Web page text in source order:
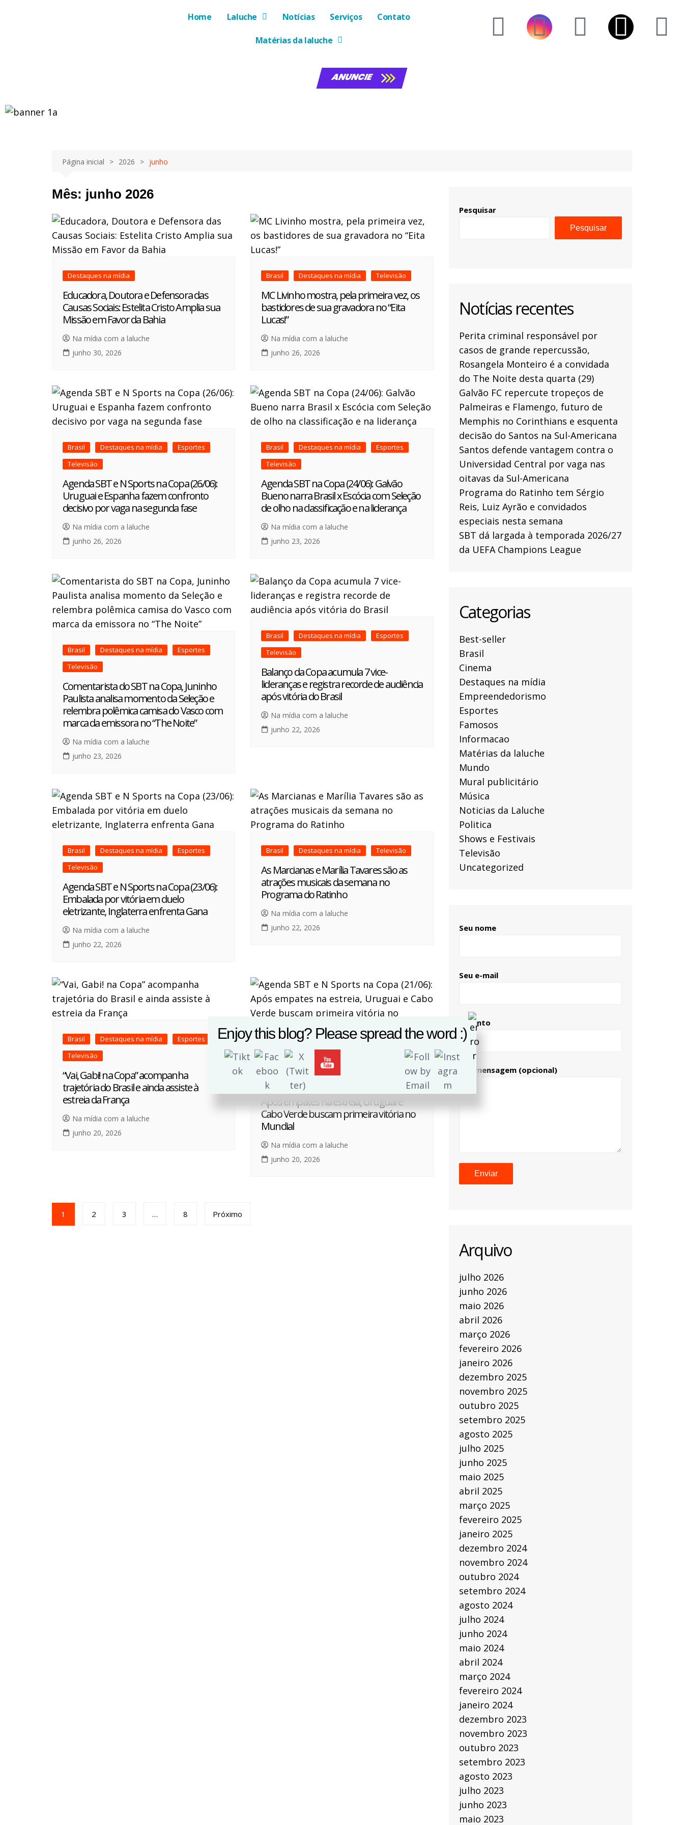
Home Laluche Notícias Serviços Contato
Matérias da laluche
ANUNCIE
Página inicial 2026 junho
Mês: junho 2026
Destaques na mídia
Educadora, Doutora e Defensora das
Causas Sociais: Estelita Cristo Amplia sua
Missão em Favor da Bahia
Na mídia com a laluche
junho 30, 2026
Brasil Destaques na mídia Televisão
MC Livinho mostra, pela primeira vez, os
bastidores de sua gravadora no “Eita
Lucas!”
Na mídia com a laluche
junho 26, 2026
Brasil Destaques na mídia
Esportes
Televisão
Agenda SBT e N Sports na Copa (26/06):
Uruguai e Espanha fazem confronto
decisivo por vaga na segunda fase
Na mídia com a laluche
junho 26, 2026
Brasil Destaques na mídia
Esportes
Televisão
Agenda SBT na Copa (24/06): Galvão
Bueno narra Brasil x Escócia com Seleção
de olho na classificação e na liderança
Na mídia com a laluche
junho 23, 2026
Brasil Destaques na mídia
Esportes
Televisão
Comentarista do SBT na Copa, Juninho
Paulista analisa momento da Seleção e
relembra polêmica camisa do Vasco com
marca da emissora no “The Noite”
Na mídia com a laluche
junho 23, 2026
Brasil Destaques na mídia
Esportes
Televisão
Balanço da Copa acumula 7 vice-
lideranças e registra recorde de audiência
após vitória do Brasil
Na mídia com a laluche
junho 22, 2026
Brasil Destaques na mídia
Esportes
Televisão
Agenda SBT e N Sports na Copa (23/06):
Embalada por vitória em duelo
eletrizante, Inglaterra enfrenta Gana
Na mídia com a laluche
junho 22, 2026
Brasil Destaques na mídia Televisão
As Marcianas e Marília Tavares são as
atrações musicais da semana no
Programa do Ratinho
Na mídia com a laluche
junho 22, 2026
Brasil Destaques na mídia
Esportes
Televisão
“Vai, Gabi! na Copa” acompanha
trajetória do Brasil e ainda assiste à
estreia da França
Na mídia com a laluche
junho 20, 2026
Brasil Destaques na mídia
Televisão
Agenda SBT e N Sports na Copa (21/06):
Após empates na estreia, Uruguai e
Cabo Verde buscam primeira vitória no
Mundial
Na mídia com a laluche
junho 20, 2026
1 2 3 … 8 Próximo
Pesquisar
Pesquisar
Notícias recentes
Perita criminal responsável por
casos de grande repercussão,
Rosangela Monteiro é a convidada
do The Noite desta quarta (29)
Galvão FC repercute tropeços de
Palmeiras e Flamengo, futuro de
Memphis no Corinthians e esquenta
decisão do Santos na Sul-Americana
Santos defende vantagem contra o
Universidad Central por vaga nas
oitavas da Sul-Americana
Programa do Ratinho tem Sérgio
Reis, Luiz Ayrão e convidados
especiais nesta semana
SBT dá largada à temporada 2026/27
da UEFA Champions League
Categorias
Best-seller
Brasil
Cinema
Destaques na mídia
Empreendedorismo
Esportes
Famosos
Informacao
Matérias da laluche
Mundo
Mural publicitário
Música
Noticias da Laluche
Politica
Shows e Festivais
Televisão
Uncategorized
Seu nome
Seu e-mail
Assunto
Sua mensagem (opcional)
Arquivo
julho 2026
junho 2026
maio 2026
abril 2026
março 2026
fevereiro 2026
janeiro 2026
dezembro 2025
novembro 2025
outubro 2025
setembro 2025
agosto 2025
julho 2025
junho 2025
maio 2025
abril 2025
março 2025
fevereiro 2025
janeiro 2025
dezembro 2024
novembro 2024
outubro 2024
setembro 2024
agosto 2024
julho 2024
junho 2024
maio 2024
abril 2024
março 2024
fevereiro 2024
janeiro 2024
dezembro 2023
novembro 2023
outubro 2023
setembro 2023
agosto 2023
julho 2023
junho 2023
maio 2023
Enjoy this blog? Please spread the word :)